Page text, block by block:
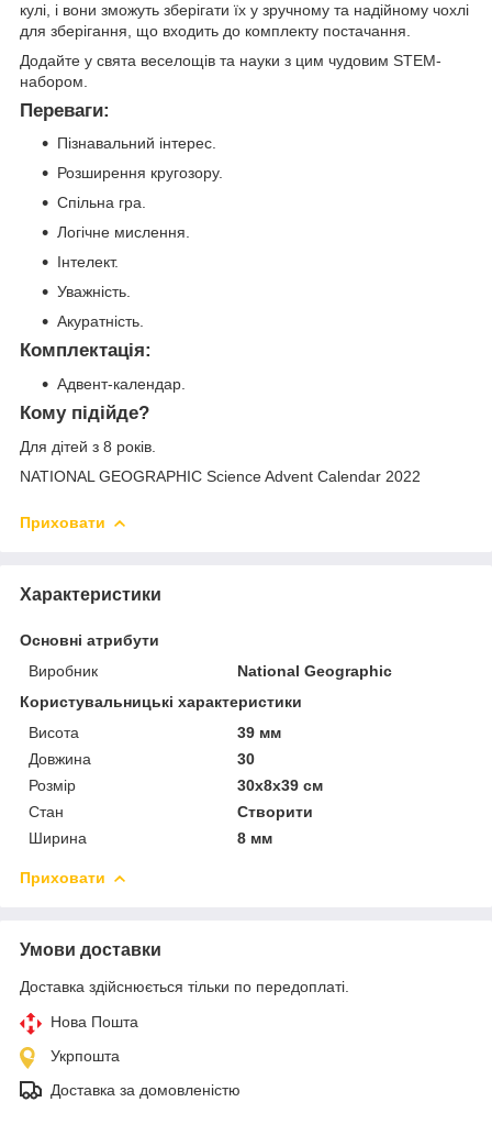
кулі, і вони зможуть зберігати їх у зручному та надійному чохлі
для зберігання, що входить до комплекту постачання.
Додайте у свята веселощів та науки з цим чудовим STEM-
набором.
Переваги:
Пізнавальний інтерес.
Розширення кругозору.
Спільна гра.
Логічне мислення.
Інтелект.
Уважність.
Акуратність.
Комплектація:
Адвент-календар.
Кому підійде?
Для дітей з 8 років.
NATIONAL GEOGRAPHIC Science Advent Calendar 2022
Приховати
Характеристики
Основні атрибути
Виробник
National Geographic
Користувальницькі характеристики
Висота
39 мм
Довжина
30
Розмір
30x8x39 см
Стан
Створити
Ширина
8 мм
Приховати
Умови доставки
Доставка здійснюється тільки по передоплаті.
Нова Пошта
Укрпошта
Доставка за домовленістю